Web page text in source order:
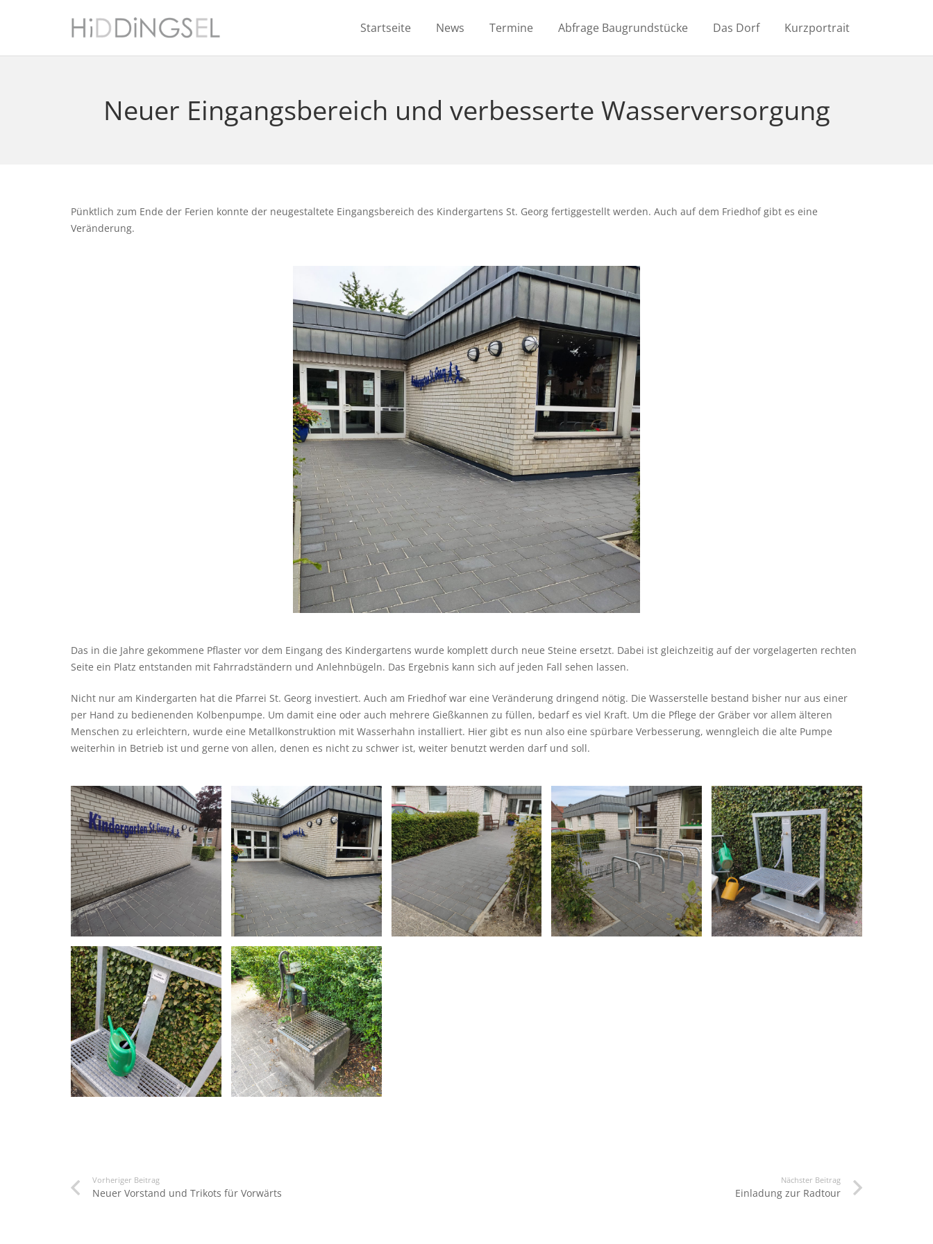
Startseite News Termine Abfrage Baugrundstücke Das Dorf Kurzportrait
Neuer Eingangsbereich und verbesserte Wasserversorgung
Pünktlich zum Ende der Ferien konnte der neugestaltete Eingangsbereich des Kindergartens St. Georg fertiggestellt werden. Auch auf dem Friedhof gibt es eine
Veränderung.
Das in die Jahre gekommene Pflaster vor dem Eingang des Kindergartens wurde komplett durch neue Steine ersetzt. Dabei ist gleichzeitig auf der vorgelagerten rechten
Seite ein Platz entstanden mit Fahrradständern und Anlehnbügeln. Das Ergebnis kann sich auf jeden Fall sehen lassen.
Nicht nur am Kindergarten hat die Pfarrei St. Georg investiert. Auch am Friedhof war eine Veränderung dringend nötig. Die Wasserstelle bestand bisher nur aus einer
per Hand zu bedienenden Kolbenpumpe. Um damit eine oder auch mehrere Gießkannen zu füllen, bedarf es viel Kraft. Um die Pflege der Gräber vor allem älteren
Menschen zu erleichtern, wurde eine Metallkonstruktion mit Wasserhahn installiert. Hier gibt es nun also eine spürbare Verbesserung, wenngleich die alte Pumpe
weiterhin in Betrieb ist und gerne von allen, denen es nicht zu schwer ist, weiter benutzt werden darf und soll.
Vorheriger Beitrag
Neuer Vorstand und Trikots für Vorwärts
Nächster Beitrag
Einladung zur Radtour